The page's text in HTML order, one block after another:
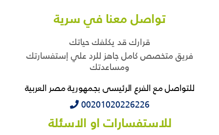
تواصل معنا في سرية
قرارك قد يكلفك حياتك
فريق متخصص كامل جاهز للرد علي إستفسارتك
ومساعدتك
للتواصل مع الفرع الرئيسى بجمهورية مصر العربية
‭‭‭00201020226226
للاستفسارات او الاسئلة